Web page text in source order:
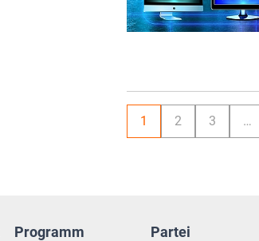
1 2 3 …
Programm Partei